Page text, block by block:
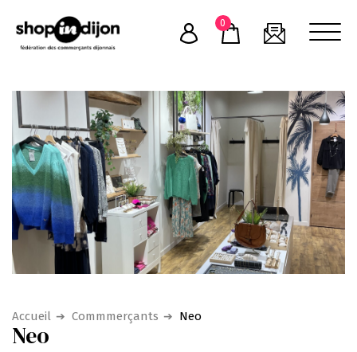
content
0
Accueil Commmerçants Neo
Neo